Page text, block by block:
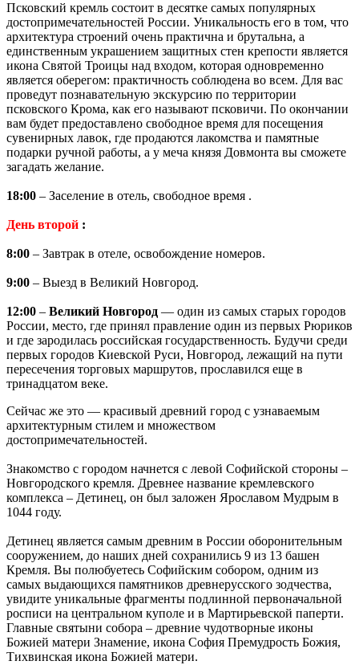
Псковский кремль состоит в десятке самых популярных
достопримечательностей России. Уникальность его в том, что
архитектура строений очень практична и брутальна, а
единственным украшением защитных стен крепости является
икона Святой Троицы над входом, которая одновременно
является оберегом: практичность соблюдена во всем. Для вас
проведут познавательную экскурсию по территории
псковского Крома, как его называют псковичи. По окончании
вам будет предоставлено свободное время для посещения
сувенирных лавок, где продаются лакомства и памятные
подарки ручной работы, а у меча князя Довмонта вы сможете
загадать желание.
18:00 – Заселение в отель, свободное время .
День второй :
8:00 – Завтрак в отеле, освобождение номеров.
9:00 – Выезд в Великий Новгород.
12:00 – Великий Новгород — один из самых старых городов
России, место, где принял правление один из первых Рюриков
и где зародилась российская государственность. Будучи среди
первых городов Киевской Руси, Новгород, лежащий на пути
пересечения торговых маршрутов, прославился еще в
тринадцатом веке.
Сейчас же это — красивый древний город с узнаваемым
архитектурным стилем и множеством
достопримечательностей.
Знакомство с городом начнется с левой Софийской стороны –
Новгородского кремля. Древнее название кремлевского
комплекса – Детинец, он был заложен Ярославом Мудрым в
1044 году.
Детинец является самым древним в России оборонительным
сооружением, до наших дней сохранились 9 из 13 башен
Кремля. Вы полюбуетесь Софийским собором, одним из
самых выдающихся памятников древнерусского зодчества,
увидите уникальные фрагменты подлинной первоначальной
росписи на центральном куполе и в Мартирьевской паперти.
Главные святыни собора – древние чудотворные иконы
Божией матери Знамение, икона София Премудрость Божия,
Тихвинская икона Божией матери.